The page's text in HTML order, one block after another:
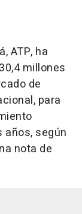
ATP, ha
millones
de
para
según
nota de